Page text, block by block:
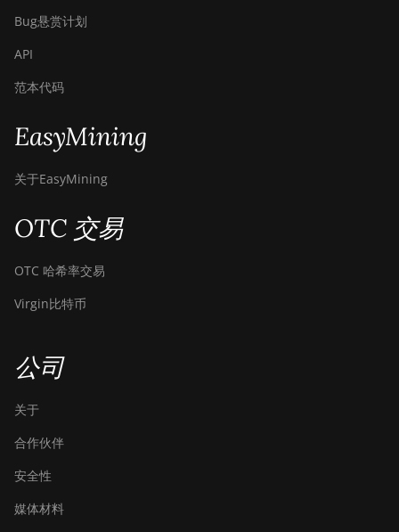
Bug悬赏计划
API
范本代码
EasyMining
关于EasyMining
OTC 交易
OTC 哈希率交易
Virgin比特币
公司
关于
合作伙伴
安全性
媒体材料